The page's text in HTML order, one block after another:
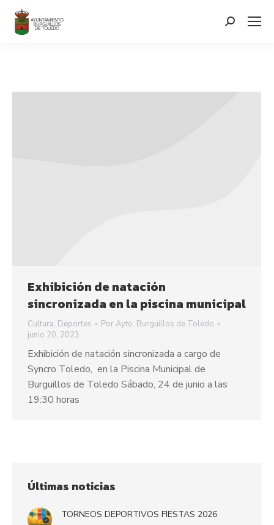
contenido
Search:
Exhibición de natación
sincronizada en la piscina municipal
Cultura, Deportes PorAyto. Burguillos de Toledo
junio 20, 2023
Exhibición de natación sincronizada a cargo de
Syncro Toledo, en la Piscina Municipal de
Burguillos de Toledo Sábado, 24 de junio a las
19:30 horas
Últimas noticias
TORNEOS DEPORTIVOS FIESTAS 2026